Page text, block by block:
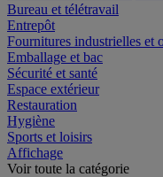
Bureau et télétravail
Entrepôt
Fournitures industrielles et
Emballage et bac
Sécurité et santé
Espace extérieur
Restauration
Hygiène
Sports et loisirs
Affichage
Voir toute la catégorie